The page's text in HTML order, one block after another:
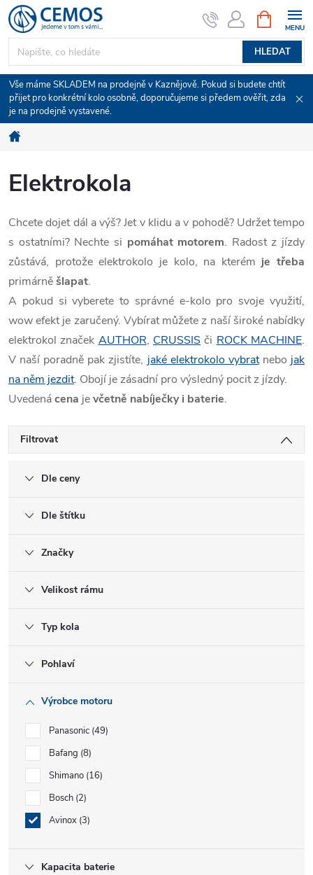
Přejít
na
obsah
HLEDAT
NÁKUPNÍ
KOŠÍK
Vše máme SKLADEM na prodejně v Kaznějově. Pokud si budete chtít
přijet pro konkrétní kolo osobně, doporučujeme si předem ověřit, zda
je na prodejně vystavené.
Domů
Elektrokola
Chcete dojet dál a výš? Jet v klidu a v pohodě? Udržet tempo
s ostatními? Nechte si pomáhat motorem. Radost z jízdy
zůstává, protože elektrokolo je kolo, na kterém je třeba
primárněšlapat.
A pokud si vyberete to správné e-kolo pro svoje využití,
wow efekt je zaručený. Vybírat můžete z naší široké nabídky
elektrokol značek AUTHOR, CRUSSIS či ROCK MACHINE.
V naší poradně pak zjistíte, jaké elektrokolo vybratnebo jak
na něm jezdit. Obojí je zásadní pro výsledný pocit z jízdy.
Uvedenácena jevčetně nabíječky i baterie.
Filtrovat
Dle ceny
Dle štítku
Značky
Velikost rámu
Typ kola
Pohlaví
Výrobce motoru
Panasonic 49
Bafang 8
Shimano 16
Bosch 2
Avinox 3
Kapacita baterie